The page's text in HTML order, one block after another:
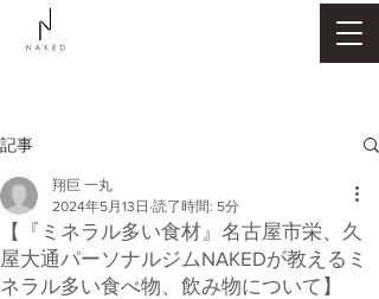
記事
【『ミネラル多い食材』名古屋市栄、久
屋大通パーソナルジムNAKEDが教えるミ
ネラル多い食べ物、飲み物について】
翔巨 一丸
2024年5月13日 読了時間: 5分